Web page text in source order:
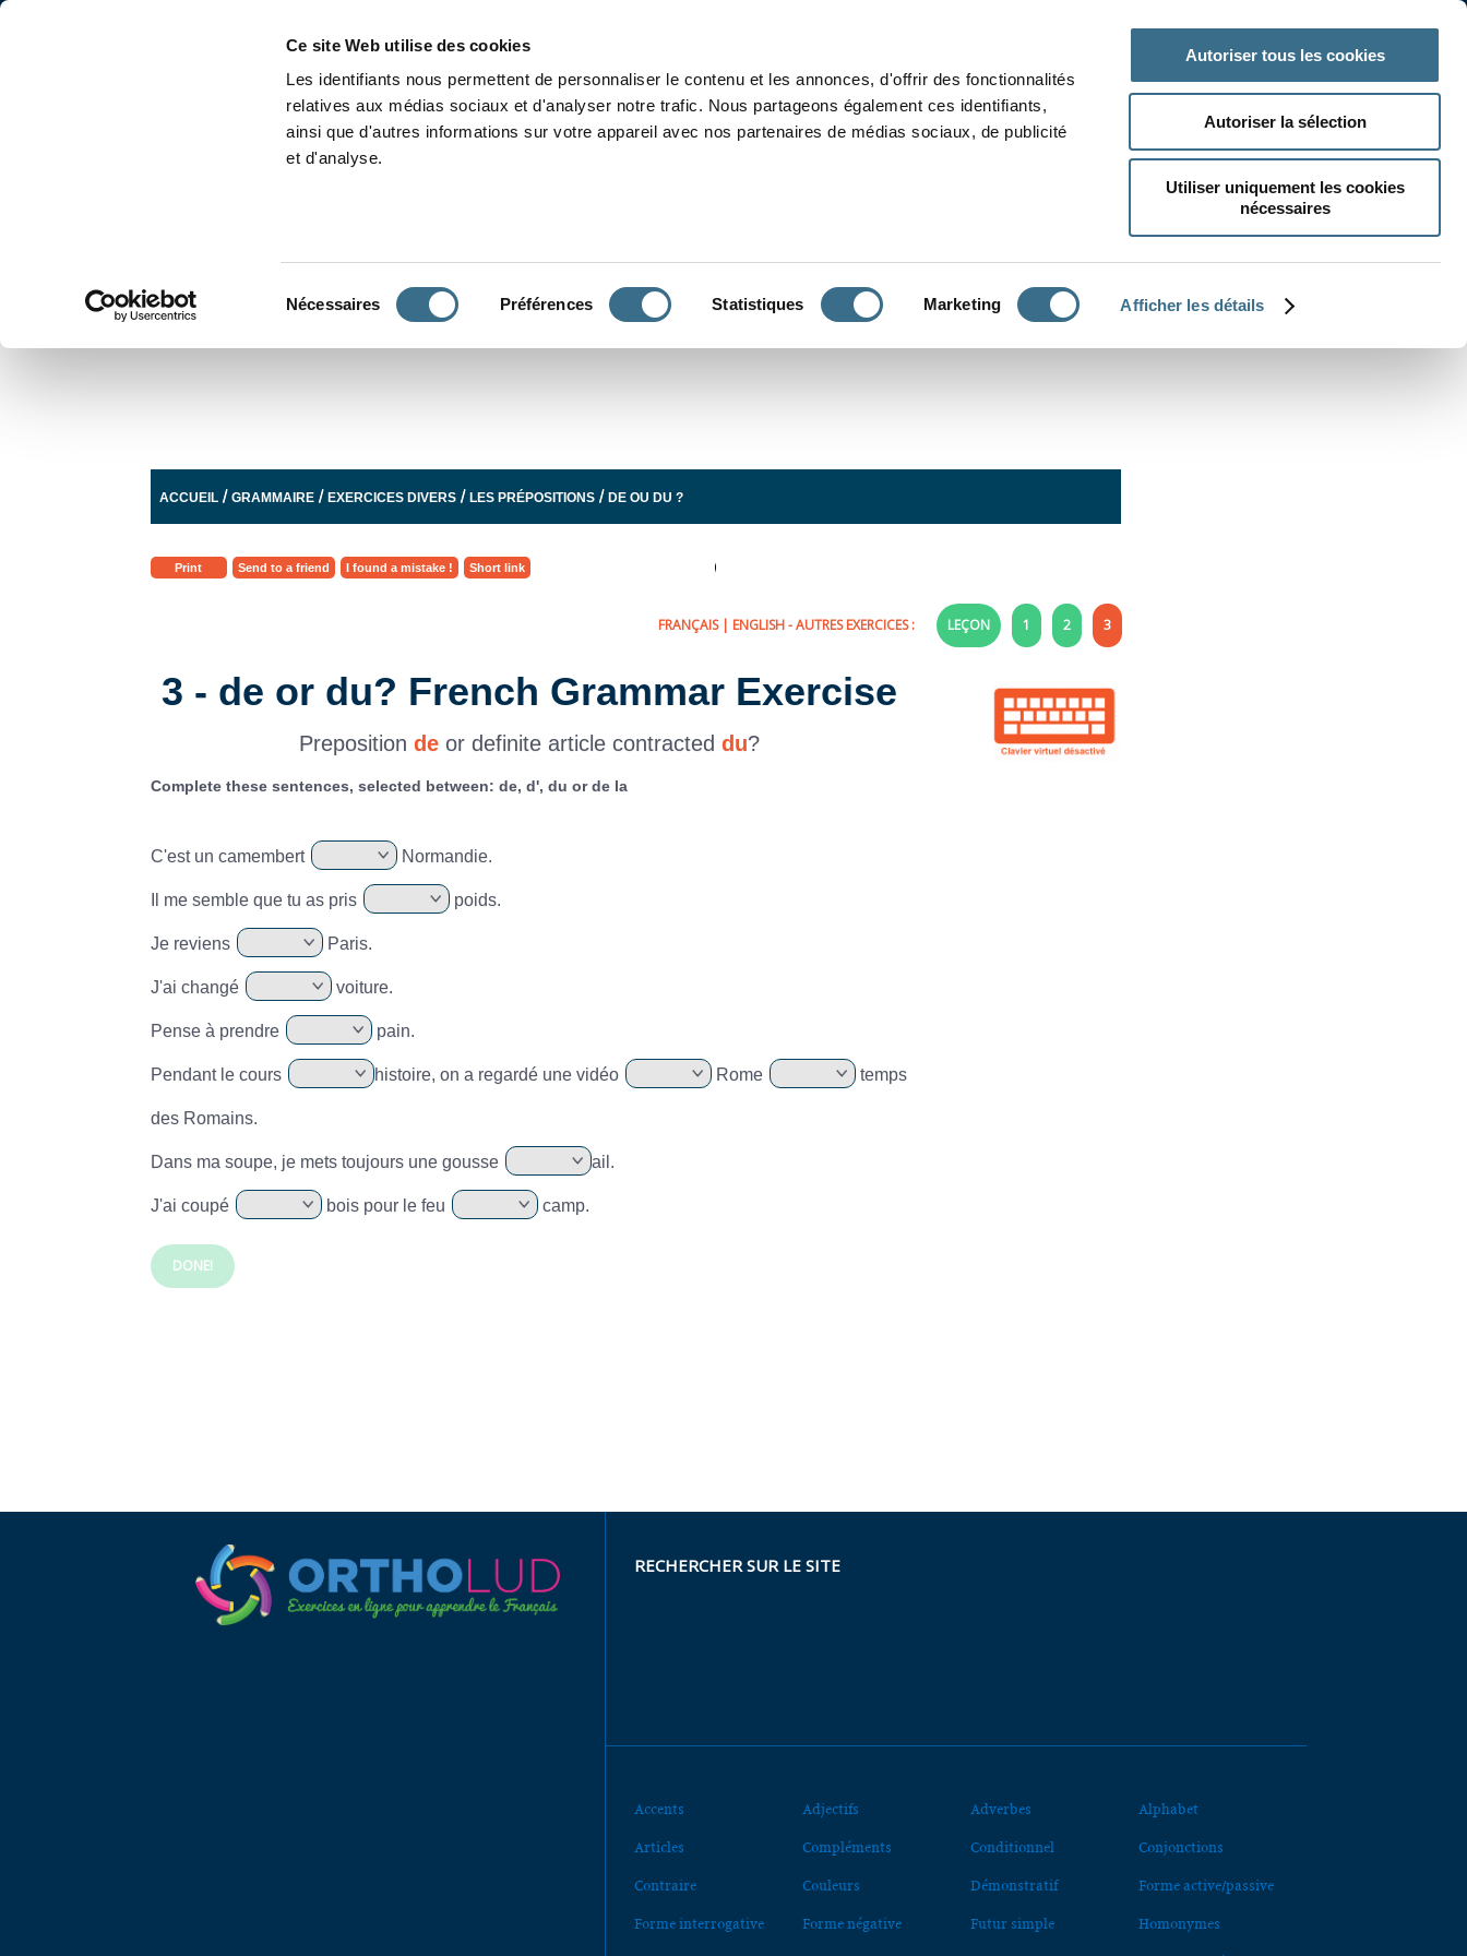
Ce site Web utilise des cookies
Les identifiants nous permettent de personnaliser le contenu et les annonces, d'offrir des fonctionnalités
relatives aux médias sociaux et d'analyser notre trafic. Nous partageons également ces identifiants,
ainsi que d'autres informations sur votre appareil avec nos partenaires de médias sociaux, de publicité
et d'analyse.
Nécessaires Préférences Statistiques Marketing Afficher les détails
Autoriser tous les cookies
Autoriser la sélection
Utiliser uniquement les cookies
nécessaires
ACCUEIL /GRAMMAIRE /EXERCICES DIVERS /LES PRÉPOSITIONS /DE OU DU ?
Print Send to a friend I found a mistake ! Short link
FRANÇAIS| ENGLISH- AUTRES EXERCICES : LEÇON 1 2 3
3 - de or du? French Grammar Exercise
Preposition deor definite article contracted du?
Complete these sentences, selected between: de, d', du or de la
C'est un camembert Normandie.
Il me semble que tu as pris poids.
Je reviens Paris.
J'ai changé voiture.
Pense à prendre pain.
Pendant le cours histoire, on a regardé une vidéo Rome temps
des Romains.
Dans ma soupe, je mets toujours une gousse ail.
J'ai coupé bois pour le feu camp.
DONE!
RECHERCHER SUR LE SITE
Accents Adjectifs Adverbes Alphabet
Articles Compléments Conditionnel Conjonctions
Contraire Couleurs Démonstratif Forme active/passive
Forme interrogative Forme négative Futur simple Homonymes